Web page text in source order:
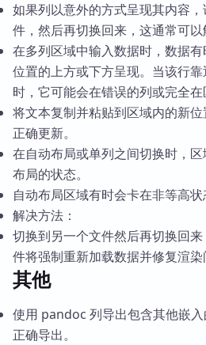
如果列以意外的方式呈现其内容
件，然后再切换回来，这通常可以
在多列区域中输入数据时，数据
位置的上方或下方呈现。当该行
时，它可能会在错误的列或完全在
将文本复制并粘贴到区域内的新
正确更新。
在自动布局或单列之间切换时，
布局的状态。
自动布局区域有时会卡在非等高状
解决方法：
切换到另一个文件然后再切换回
件将强制重新加载数据并修复渲染
其他
使用 pandoc 列导出包含其他嵌
正确导出。